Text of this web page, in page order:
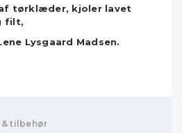
tørklæder, kjoler lavet
filt,
Lysgaard Madsen.
& tilbehør